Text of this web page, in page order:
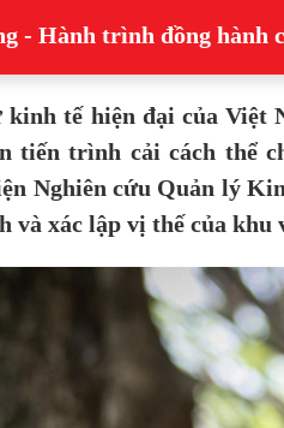
- Hành trình đồng hành
tế hiện đại của Việt
tiến trình cải cách thể
Nghiên cứu Quản lý
và xác lập vị thế của khu